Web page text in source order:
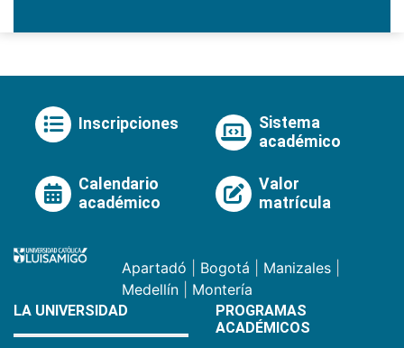
Inscripciones
Sistema
académico
Calendario
académico
Valor
matrícula
Apartadó Bogotá Manizales
Medellín
Montería
LA UNIVERSIDAD
PROGRAMAS
ACADÉMICOS